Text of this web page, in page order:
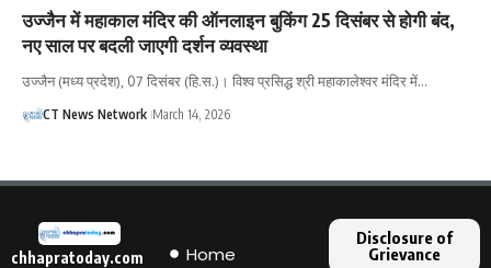
उज्जैन में महाकाल मंदिर की ऑनलाइन बुकिंग 25 दिसंबर से होगी बंद,
नए साल पर बदली जाएगी दर्शन व्यवस्था
उज्जैन (मध्य प्रदेश), 07 दिसंबर (हि.स.)। विश्व प्रसिद्ध श्री महाकालेश्वर मंदिर में…
CT News Network March 14, 2026
chhapratoday.com
Home
Disclosure of
Grievance